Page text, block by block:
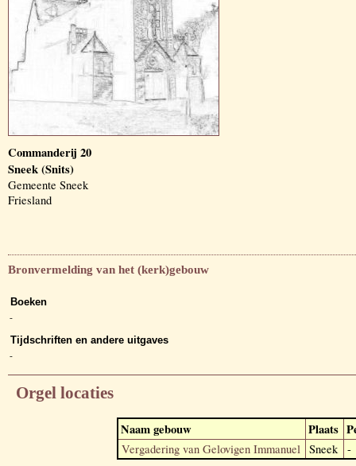
Commanderij 20
Sneek (Snits)
Gemeente Sneek
Friesland
Bronvermelding van het (kerk)gebouw
Boeken
-
Tijdschriften en andere uitgaves
-
Orgel locaties
Naam gebouw Plaats
Vergadering van Gelovigen Immanuel Sneek -